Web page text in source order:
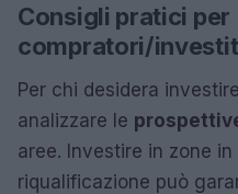
Consigli pratici per
compratori/
Per chi desidera
analizzare le
aree. Investire in zone
riqualificazione può